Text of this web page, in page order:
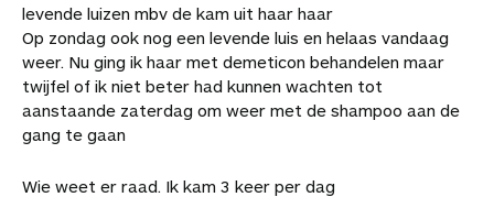
levende luizen mbv de kam uit haar haar
Op zondag ook nog een levende luis en helaas vandaag
weer. Nu ging ik haar met demeticon behandelen maar
twijfel of ik niet beter had kunnen wachten tot
aanstaande zaterdag om weer met de shampoo aan de
gang te gaan
Wie weet er raad. Ik kam 3 keer per dag